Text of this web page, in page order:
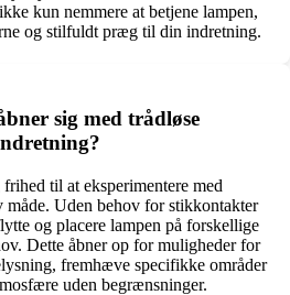
kun nemmere at betjene lampen,
og stilfuldt præg til din indretning.
sig med trådløse
til at eksperimentere med
måde. Uden behov for stikkontakter
og placere lampen på forskellige
Dette åbner op for muligheder for
fremhæve specifikke områder
uden begrænsninger.